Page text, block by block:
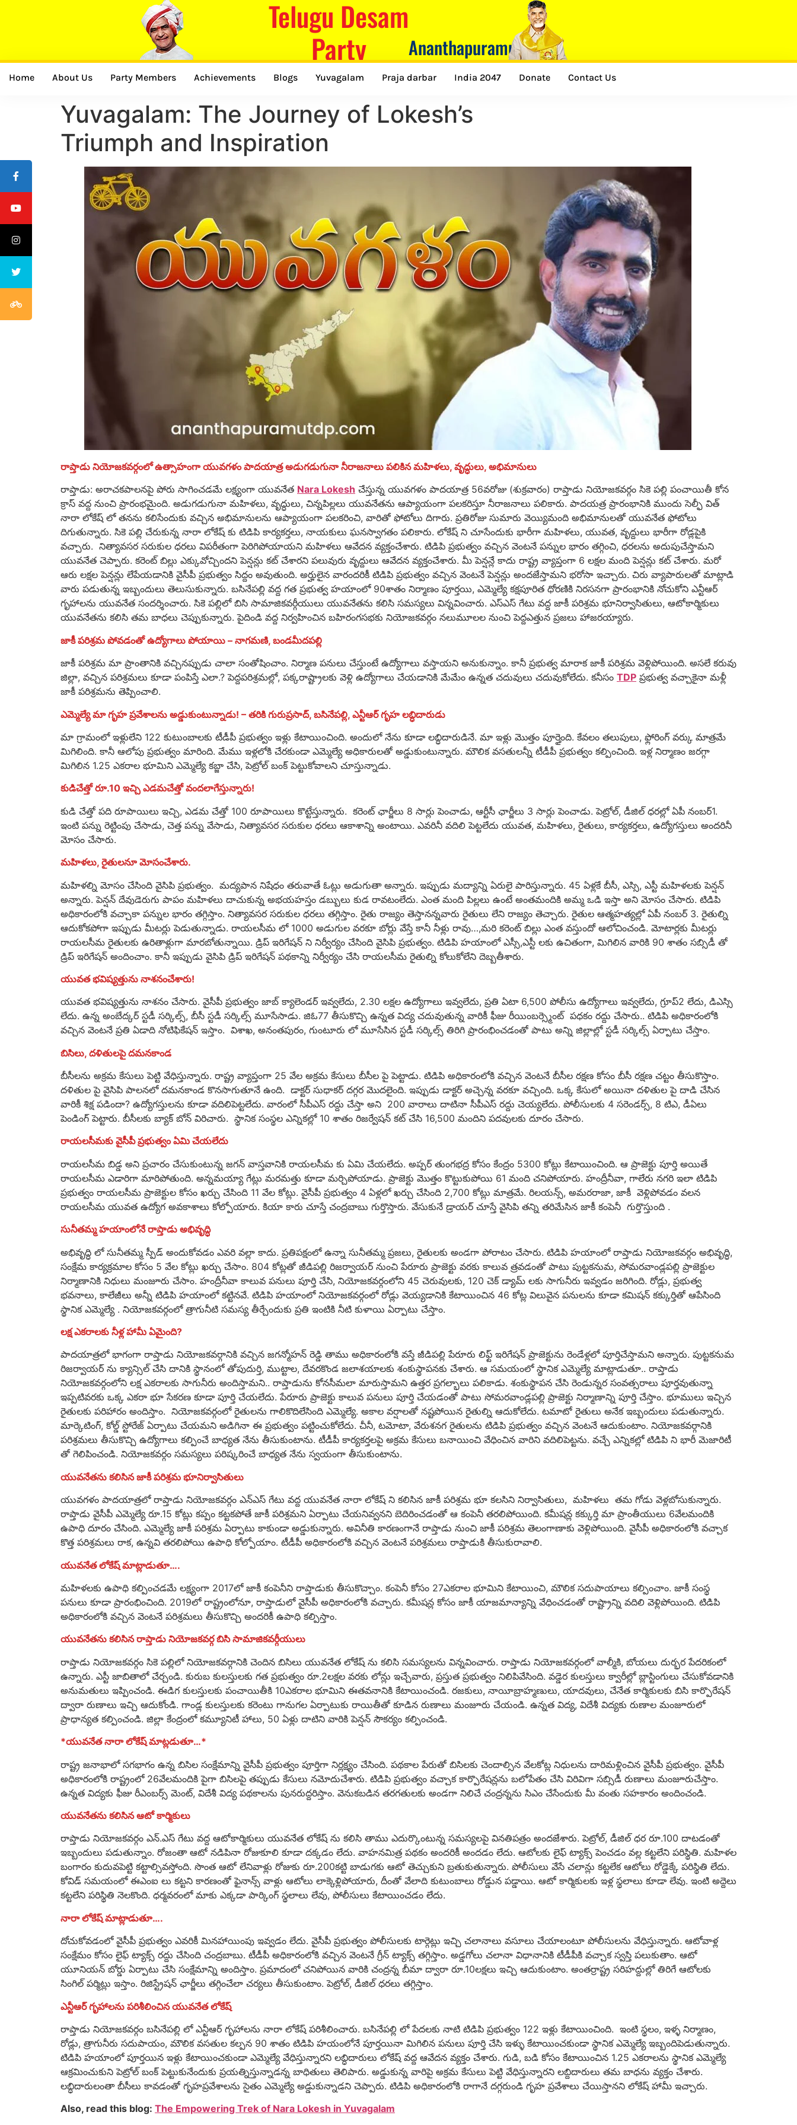
Telugu Desam
Party
Ananthapuramu
Home About Us Party Members Achievements Blogs Yuvagalam Praja darbar India 2047 Donate Contact Us
Yuvagalam: The Journey of Lokesh’s
Triumph and Inspiration
రాప్తాడు నియోజకవర్గంలో ఉత్సాహంగా యువగళం పాదయాత్ర అడుగడుగునా నీరాజనాలు పలికిన మహిళలు, వృద్ధులు, అభిమానులు
రాప్తాడు: అరాచకపాలనపై పోరు సాగించడమే లక్ష్యంగా యువనేత Nara Lokesh చేస్తున్న యువగళం పాదయాత్ర 56వరోజు (శుక్రవారం) రాప్తాడు నియోజకవర్గం సికె పల్లి పంచాయితీ కోన
క్రాస్ వద్ద నుంచి ప్రారంభమైంది. అడుగడుగునా మహిళలు, వృద్ధులు, చిన్నపిల్లలు యువనేతను ఆప్యాయంగా పలకరిస్తూ నీరాజనాలు పలికారు. పాదయత్ర ప్రారంభానికి ముందు సెల్ఫీ విత్
నారా లోకేష్ లో తనను కలిసేందుకు వచ్చిన అభిమానులను ఆప్యాయంగా పలకరించి, వారితో ఫోటోలు దిగారు. ప్రతిరోజు సుమారు వెయ్యిమంది అభిమానులతో యువనేత ఫోటోలు
దిగుతున్నారు. సికె పల్లి చేరుకున్న నారా లోకేష్ కు టిడిపి కార్యకర్తలు, నాయకులు ఘనస్వాగతం పలికారు. లోకేష్ ని చూసేందుకు భారీగా మహిళలు, యువత, వృద్దులు భారీగా రోడ్లపైకి
వచ్చారు. నిత్యావసర సరుకుల ధరలు విపరీతంగా పెరిగిపోయాయని మహిళలు ఆవేదన వ్యక్తంచేశారు. టిడిపి ప్రభుత్వం వచ్చిన వెంటనే పన్నుల భారం తగ్గించి, ధరలను అదుపుచేస్తామని
యువనేత చెప్పారు. కరెంట్ బిల్లు ఎక్కువోచ్చిందని పెన్షన్లు కట్ చేశారని పలువురు వృద్దులు ఆవేదన వ్యక్తంచేశారు. మీ పెన్షన్లే కాదు రాష్ట్ర వ్యాప్తంగా 6 లక్షల మంది పెన్షన్లు కట్ చేశారు. మరో
ఆరు లక్షల పెన్షన్లు లేపేయడానికి వైసీపీ ప్రభుత్వం సిద్దం అవుతుంది. అర్హులైన వారందరికీ టిడిపి ప్రభుత్వం వచ్చిన వెంటనే పెన్షన్లు అందజేస్తామని భరోసా ఇచ్చారు. చిరు వ్యాపారులతో మాట్లాడి
వారు పడుతున్న ఇబ్బందులు తెలుసుకున్నారు. బసినేపల్లి వద్ద గత ప్రభుత్వ హయాంలో 90శాతం నిర్మాణం పూర్తయి, ఎమ్మెల్యే కక్షపూరిత ధోరణికి నిరసనగా ప్రారంభానికి నోచుకోని ఎన్టీఆర్
గృహాలను యువనేత సందర్శించారు. సికె పల్లిలో బిసి సామాజికవర్గీయులు యువనేతను కలిసి సమస్యలు విన్నవించారు. ఎస్ఎస్ గేటు వద్ద జాకీ పరిశ్రమ భూనిర్వాసితులు, ఆటోకార్మికులు
యువనేతను కలిసి తమ బాధలు చెప్పుకున్నారు. పైదిండి వద్ద నిర్వహించిన బహిరంగసభకు నియోజకవర్గం నలుమూలల నుంచి పెద్దఎత్తున ప్రజలు హాజరయ్యారు.
జాకీ పరిశ్రమ పోవడంతో ఉద్యోగాలు పోయాయి – నాగమణి, బండమీదపల్లి
జాకీ పరిశ్రమ మా ప్రాంతానికి వచ్చినప్పుడు చాలా సంతోషించాం. నిర్మాణ పనులు చేస్తుంటే ఉద్యోగాలు వస్తాయని అనుకున్నాం. కానీ ప్రభుత్వ మారాక జాకీ పరిశ్రమ వెళ్లిపోయింది. అసలే కరువు
జిల్లా, వచ్చిన పరిశ్రమలు కూడా పంపిస్తే ఎలా.? పెద్దపరిశ్రమల్లో, పక్కరాష్ట్రాలకు వెళ్లి ఉద్యోగాలు చేయడానికి మేమేం ఉన్నత చదువులు చదువుకోలేదు. కనీసం TDP ప్రభుత్వ వచ్చాకైనా మళ్లీ
జాకీ పరిశ్రమను తెప్పించాలి.
ఎమ్మెల్యే మా గృహ ప్రవేశాలను అడ్డుకుంటున్నాడు! – తరికి గురుప్రసాద్, బసినేపల్లి, ఎన్టీఆర్ గృహ లబ్ధిదారుడు
మా గ్రామంలో ఇళ్లులేని 122 కుటుంబాలకు టీడీపీ ప్రభుత్వం ఇళ్లు కేటాయించింది. అందులో నేను కూడా లబ్ధిదారుడినే. మా ఇళ్లు మొత్తం పూర్తైంది. కేవలం తలుపులు, ఫ్లోరింగ్ వర్కు మాత్రమే
మిగిలింది. కానీ ఆలోపు ప్రభుత్వం మారింది. మేము ఇళ్లలోకి చేరకుండా ఎమ్మెల్యే అధికారులతో అడ్డుకుంటున్నారు. మౌలిక వసతులన్నీ టీడీపీ ప్రభుత్వం కల్పించింది. ఇళ్ల నిర్మాణం జరగ్గా
మిగిలిన 1.25 ఎకరాల భూమిని ఎమ్మెల్యే కబ్జా చేసి, పెట్రోల్ బంక్ పెట్టుకోవాలని చూస్తున్నాడు.
కుడిచేత్తో రూ.10 ఇచ్చి ఎడమచేత్తో వందలాగేస్తున్నారు!
కుడి చేత్తో పది రూపాయిలు ఇచ్చి, ఎడమ చేత్తో 100 రూపాయిలు కొట్టేస్తున్నారు. కరెంట్ ఛార్జీలు 8 సార్లు పెంచాడు, ఆర్టీసీ ఛార్జీలు 3 సార్లు పెంచాడు. పెట్రోల్, డీజిల్ ధరల్లో ఏపీ నంబర్1.
ఇంటి పన్ను రెట్టింపు చేసాడు, చెత్త పన్ను వేసాడు, నిత్యావసర సరుకుల ధరలు ఆకాశాన్ని అంటాయి. ఎవరినీ వదిలి పెట్టలేదు యువత, మహిళలు, రైతులు, కార్యకర్తలు, ఉద్యోగస్తులు అందరినీ
మోసం చేసారు.
మహిళలు, రైతులనూ మోసంచేశారు.
మహిళల్ని మోసం చేసింది వైసిపి ప్రభుత్వం. మద్యపాన నిషేధం తరువాతే ఓట్లు అడుగుతా అన్నారు. ఇప్పుడు మద్యాన్ని ఏరులై పారిస్తున్నారు. 45 ఏళ్లకే బీసీ, ఎస్సి, ఎస్టీ మహిళలకు పెన్షన్
అన్నారు. పెన్షన్ దేవుడెరుగు పాపం మహిళలు దాచుకున్న అభయహస్తం డబ్బులు కుడ రావటంలేదు. ఎంత మంది పిల్లలు ఉంటే అంతమందికి అమ్మ ఒడి ఇస్తా అని మోసం చేసారు. టిడిపి
అధికారంలోకి వచ్చాకా పన్నుల భారం తగ్గిస్తాం. నిత్యావసర సరుకుల ధరలు తగ్గిస్తాం. రైతు రాజ్యం తెస్తానన్నవారు రైతులు లేని రాజ్యం తెచ్చారు. రైతుల ఆత్మహత్యల్లో ఏపీ నంబర్ 3. రైతుల్ని
ఆదుకోకపోగా ఇప్పుడు మీటర్లు పెడుతున్నాడు. రాయలసీమ లో 1000 అడుగుల వరకూ బోర్లు వేస్తే కానీ నీళ్లు రావు…,మరి కరెంట్ బిల్లు ఎంత వస్తుందో ఆలోచించండి. మోటార్లకు మీటర్లు
రాయలసీమ రైతులకు ఉరితాళ్లుగా మారబోతున్నాయి. డ్రిప్ ఇరిగేషన్ ని నిర్వీర్యం చేసింది వైసిపి ప్రభుత్వం. టిడిపి హయాంలో ఎస్సీ,ఎస్టీ లకు ఉచితంగా, మిగిలిన వారికి 90 శాతం సబ్సిడీ తో
డ్రిప్ ఇరిగేషన్ అందించాం. కానీ ఇప్పుడు వైసిపి డ్రిప్ ఇరిగేషన్ పథకాన్ని నిర్వీర్యం చేసి రాయలసీమ రైతుల్ని కోలుకోలేని దెబ్బతీశారు.
యువత భవిష్యత్తును నాశనంచేశారు!
యువత భవిష్యత్తును నాశనం చేసారు. వైసీపీ ప్ర‌భుత్వం జాబ్ క్యాలెండర్ ఇవ్వలేదు, 2.30 లక్షల ఉద్యోగాలు ఇవ్వలేదు, ప్రతి ఏటా 6,500 పోలీసు ఉద్యోగాలు ఇవ్వలేదు, గ్రూప్2 లేదు, డిఎస్సి
లేదు. ఉన్న అంబేద్కర్ స్టడీ సర్కిల్స్, బీసీ స్టడీ సర్కిల్స్ మూసేసాడు. జిఓ77 తీసుకొచ్చి ఉన్నత విద్య చదువుతున్న వారికీ ఫీజు రీయింబర్స్మెంట్ పధకం రద్దు చేసారు.. టిడిపి అధికారంలోకి
వచ్చిన వెంటనే ప్రతి ఏడాది నోటిఫికేషన్ ఇస్తాం. విశాఖ, అనంతపురం, గుంటూరు లో మూసేసిన స్టడీ సర్కిల్స్ తిరిగి ప్రారంభించడంతో పాటు అన్ని జిల్లాల్లో స్టడీ సర్కిల్స్ ఏర్పాటు చేస్తాం.
బిసిలు, దళితులపై దమనకాండ
బీసీలను అక్రమ కేసులు పెట్టి వేధిస్తున్నారు. రాష్ట్ర వ్యాప్తంగా 25 వేల అక్రమ కేసులు బీసీల పై పెట్టాడు. టిడిపి అధికారంలోకి వచ్చిన వెంటనే బీసీల రక్షణ కోసం బీసీ రక్షణ చట్టం తీసుకొస్తాం.
దళితుల పై వైసిపి పాలనలో దమనకాండ కొనసాగుతూనే ఉంది. డాక్టర్ సుధాకర్ దగ్గర మొదలైంది. ఇప్పుడు డాక్టర్ అచ్చెన్న వరకూ వచ్చింది. ఒక్క కేసులో అయినా దళితుల పై దాడి చేసిన
వారికీ శిక్ష పడిందా? ఉద్యోగస్తులను కూడా వదిలిపెట్టలేదు. వారంలో సీపీఎస్ రద్దు చేస్తా అని 200 వారాలు దాటినా సీపీఎస్ రద్దు చెయ్యలేదు. పోలీసులకు 4 సరెండర్స్, 8 టిఎ, డీఏలు
పెండింగ్ పెట్టారు. బీసీలకు బ్యాక్ బోన్ విరిచారు. స్థానిక సంస్థల ఎన్నికల్లో 10 శాతం రిజర్వేషన్ కట్ చేసి 16,500 మందిని పదవులకు దూరం చేసారు.
రాయలసీమకు వైసీపీ ప్ర‌భుత్వం ఏమి చేయలేదు
రాయలసీమ బిడ్డ అని ప్రచారం చేసుకుంటున్న జగన్ వాస్తవానికి రాయలసీమ కు ఏమి చేయలేదు. అప్పర్ తుంగభద్ర కోసం కేంద్రం 5300 కోట్లు కేటాయించింది. ఆ ప్రాజెక్టు పూర్తి అయితే
రాయలసీమ ఎడారిగా మారిపోతుంది. అన్నమయ్యా గేట్లు మరమత్తు కూడా మర్చిపోయాడు. ప్రాజెక్టు మొత్తం కొట్టుకుపోయి 61 మంది చనిపోయారు. హంద్రీనీవా, గాలేరు నగరి ఇలా టిడిపి
ప్రభుత్వం రాయలసీమ ప్రాజెక్టుల కోసం ఖర్చు చేసింది 11 వేల కోట్లు. వైసీపీ ప్ర‌భుత్వం 4 ఏళ్లలో ఖర్చు చేసింది 2,700 కోట్లు మాత్రమే. రిలయన్స్, అమరరాజా, జాకీ వెళ్లిపోవడం వలన
రాయలసీమ యువత ఉద్యోగ అవకాశాలు కోల్పోయారు. కియా కారు చూస్తే చంద్రబాబు గుర్తొస్తారు. వేసుకునే డ్రాయర్ చూస్తే వైసిపి తన్ని తరిమేసిన జాకీ కంపెనీ గుర్తొస్తుంది .
సునీతమ్మ హయాంలోనే రాప్తాడు అభివృద్ధి
అభివృద్ధి లో సునీతమ్మ స్పీడ్ అందుకోవడం ఎవరి వల్లా కాదు. ప్రతిపక్షంలో ఉన్నా సునీతమ్మ ప్రజలు, రైతులకు అండగా పోరాటం చేసారు. టిడిపి హయాంలో రాప్తాడు నియోజకవర్గం అభివృద్ధి,
సంక్షేమ కార్యక్రమాల కోసం 5 వేల కోట్లు ఖర్చు చేసాం. 804 కోట్లతో జీడిపల్లి రిజర్వాయర్ నుంచి పేరూరు ప్రాజెక్టు వరకు కాలువ త్రవడంతో పాటు పుట్టకనుమ, సోమరవాండ్లపల్లి ప్రాజెక్టుల
నిర్మాణానికి నిధులు మంజూరు చేసాం. హంద్రీనీవా కాలువ పనులు పూర్తి చేసి, నియోజకవర్గంలోని 45 చెరువులకు, 120 చెక్ డ్యామ్ లకు సాగునీరు ఇవ్వడం జరిగింది. రోడ్లు, ప్రభుత్వ
భవనాలు, కాలేజీలు అన్నీ టిడిపి హయాంలో కట్టినవే. టిడిపి హయాంలో నియోజకవర్గంలో రోడ్లు వెయ్యడానికి కేటాయించిన 46 కోట్ల విలువైన పనులను కూడా కమిషన్ కక్కుర్తితో ఆపేసింది
స్థానిక ఎమ్మెల్యే . నియోజకవర్గంలో త్రాగునీటి సమస్య తీర్చేందుకు ప్రతి ఇంటికి నీటి కుళాయి ఏర్పాటు చేస్తాం.
లక్ష ఎకరాలకు నీళ్ల హామీ ఏమైంది?
పాదయాత్రలో భాగంగా రాప్తాడు నియోజకవర్గానికి వచ్చిన జగన్మోహన్ రెడ్డి తాము అధికారంలోకి వస్తే జీడిపల్లి పేరూరు లిఫ్ట్ ఇరిగేషన్ ప్రాజెక్టును రెండేళ్లలో పూర్తిచేస్తామని అన్నారు. పుట్టకనుమ
రిజర్వాయర్ ను క్యాన్సిల్ చేసి దానికి స్థానంలో తోపుదుర్తి, ముట్టాల, దేవరకొండ జలాశయాలకు శంకుస్థాపనకు చేశారు. ఆ సమయంలో స్థానిక ఎమ్మెల్యే మాట్లాడుతూ.. రాప్తాడు
నియోజకవర్గంలోని లక్ష ఎకరాలకు సాగునీరు అందిస్తామని.. రాప్తాడును కోనసీమలా మారుస్తామని ఉత్తర ప్రగల్భాలు పలికాడు. శంకుస్థాపన చేసి రెండున్నర సంవత్సరాలు పూర్తవుతున్నా
ఇప్పటివరకు ఒక్క ఎకరా భూ సేకరణ కూడా పూర్తి చేయలేదు. పేరూరు ప్రాజెక్టు కాలువ పనులు పూర్తి చేయడంతో పాటు సోమరవాండ్లపల్లి ప్రాజెక్టు నిర్మాణాన్ని పూర్తి చేస్తాం. భూములు ఇచ్చిన
రైతులకు పరిహారం అందిస్తాం. నియోజకవర్గంలో రైతులను గాలికొదిలేసింది ఎమ్మెల్యే. అకాల వర్షాలతో నష్టపోయిన రైతుల్ని ఆదుకోలేదు. టమాటో రైతులు అనేక ఇబ్బందులు పడుతున్నారు.
మార్కెటింగ్, కోల్డ్ స్టోరేజ్ ఏర్పాటు చేయమని అడిగినా ఈ ప్రభుత్వం పట్టించుకోలేదు. చీనీ, టమోటా, వేరుశనగ రైతులను టిడిపి ప్రభుత్వం వచ్చిన వెంటనే ఆదుకుంటాం. నియోజకవర్గానికి
పరిశ్రమలు తీసుకొచ్చి ఉద్యోగాలు కల్పించే బాధ్యత నేను తీసుకుంటాను. టీడీపీ కార్యకర్తలపై అక్రమ కేసులు బనాయించి వేధించిన వారిని వదిలిపెట్టను. వచ్చే ఎన్నికల్లో టిడిపి ని భారీ మెజారిటీ
తో గెలిపించండి. నియోజకవర్గం సమస్యలు పరిష్కరించే బాధ్యత నేను స్వయంగా తీసుకుంటాను.
యువనేతను కలిసిన జాకీ పరిశ్రమ భూనిర్వాసితులు
యువ‌గ‌ళం పాద‌యాత్రలో రాప్తాడు నియోజకవర్గం ఎన్ఎస్ గేటు వద్ద యువనేత నారా లోకేష్ ని కలిసిన జాకీ పరిశ్రమ భూ కలసిని నిర్వాసితులు, మ‌హిళ‌లు త‌మ గోడు వెళ్లబోసుకున్నారు.
రాప్తాడు వైసీపీ ఎమ్మెల్యే రూ.15 కోట్లు క‌ప్పం క‌ట్టక‌పోతే జాకీ ప‌రిశ్రమ‌ని ఏర్పాటు చేయ‌నివ్వన‌ని బెదిరించ‌డంతో ఆ కంపెనీ త‌ర‌లిపోయింది. కమీషన్ల కక్కుర్తి మా ప్రాంతీయులు 6వేల‌మందికి
ఉపాధి దూరం చేసింది. ఎమ్మెల్యే జాకీ పరిశ్రమ ఏర్పాటు కాకుండా అడ్డుకున్నారు. అవినీతి కారణంగానే రాప్తాడు నుంచి జాకీ పరిశ్రమ తెలంగాణాకు వెళ్లిపోయింది. వైసీపీ అధికారంలోకి వచ్చాక
కొత్త పరిశ్రమలు రాక‌, ఉన్నవి త‌ర‌లిపోయి ఉపాధి కోల్పోయాం. టీడీపీ అధికారంలోకి వచ్చిన వెంటనే పరిశ్రమలు రాప్తాడుకి తీసుకురావాలి.
యువనేత లోకేష్ మాట్లాడుతూ….
మహిళలకు ఉపాధి కల్పించడమే లక్ష్యంగా 2017లో జాకీ కంపెనీని రాప్తాడుకు తీసుకొచ్చాం. కంపెనీ కోసం 27ఎకరాల భూమిని కేటాయించి, మౌలిక సదుపాయాలు కల్పించాం. జాకీ సంస్థ
పనులు కూడా ప్రారంభించింది. 2019లో రాష్ట్రంలోనూ, రాప్తాడులో వైసీపీ అధికారంలోకి వచ్చారు. కమీషన్ల కోసం జాకీ యాజమాన్యాన్ని వేధించడంతో రాష్ట్రాన్ని వదిలి వెళ్లిపోయింది. టిడిపి
అధికారంలోకి వచ్చిన వెంటనే పరిశ్రమలు తీసుకొచ్చి అంద‌రికీ ఉపాధి కల్పిస్తాం.
యువనేతను కలిసిన రాప్తాడు నియోజకవర్గ బిసి సామాజికవర్గీయులు
రాప్తాడు నియోజకవర్గం సికె పల్లిలో నియోజకవర్గానికి చెందిన బిసిలు యువనేత లోకేష్ ను కలిసి సమస్యలను విన్నవించారు. రాప్తాడు నియోజకవర్గంలో వాల్మీకి, బోయలు దుర్భర పేదరికంలో
ఉన్నారు. ఎస్టీ జాబితాలో చేర్చండి. కురుబ కులస్తులకు గత ప్రభుత్వం రూ.2లక్షల వరకు లోన్లు ఇచ్చేవారు, ప్రస్తుత ప్రభుత్వం నిలిపివేసింది. వడ్డెర కులస్తులు క్వారీల్లో బ్లాస్టింగులు చేసుకోవడానికి
అనుమతులు ఇప్పించండి. ఈడిగ కులస్తులకు పంచాయితీకి 10ఎకరాల భూమిని ఈతవనానికి కేటాయించండి. రజకులు, నాయీబ్రాహ్మణులు, యాదవులు, చేనేత కార్మికులకు బిసి కార్పొరేషన్
ద్వారా రుణాలు ఇచ్చి ఆదుకోండి. గాండ్ల కులస్తులకు కరెంటు గానుగల ఏర్పాటుకు రాయితీతో కూడిన రుణాలు మంజూరు చేయండి. ఉన్నత విద్య, విదేశీ విద్యకు రుణాల మంజూరులో
ప్రాధాన్యత కల్పించండి. జిల్లా కేంద్రంలో కమ్యూనిటీ హాలు, 50 ఏళ్లు దాటిని వారికి పెన్షన్ సౌకర్యం కల్పించండి.
*యువనేత నారా లోకేష్ మాట్లడుతూ…*
రాష్ట్ర జనాభాలో సగభాగం ఉన్న బిసిల సంక్షేమాన్ని వైసీపీ ప్రభుత్వం పూర్తిగా నిర్లక్ష్యం చేసింది. పథకాల పేరుతో బిసిలకు చెందాల్సిన వేలకోట్ల నిధులను దారిమళ్లించిన వైసీపీ ప్రభుత్వం. వైసీపీ
అధికారంలోకి రాష్ట్రంలో 26వేలమందికి పైగా బిసిలపై తప్పుడు కేసులు నమోదుచేశారు. టిడిపి ప్రభుత్వం వచ్చాక కార్పొరేషన్లను బలోపేతం చేసి విరివిగా సబ్సిడీ రుణాలు మంజూరుచేస్తాం.
ఉన్నత విద్యకు ఫీజు రీఎంబర్స్ మెంట్, విదేశీ విద్య పథకాలను పునరుద్దరిస్తాం. వెనుకబడిన తరగతులకు అండగా నిలిచే చంద్రన్నను సిఎం చేసేందుకు మీ వంతు సహకారం అందించండి.
యువనేతను కలిసిన ఆటో కార్మికులు
రాప్తాడు నియోజకవర్గం ఎన్.ఎస్ గేటు వద్ద ఆటోకార్మికులు యువనేత లోకేష్ ను కలిసి తాము ఎదుర్కొంటున్న సమస్యలపై వినతిపత్రం అందజేశారు. పెట్రోల్, డీజిల్ ధర రూ.100 దాటడంతో
ఇబ్బందులు పడుతున్నాం. రోజంతా ఆటో నడిపినా రోజుకూలి కూడా దక్కడం లేదు. వాహనమిత్ర పథకం అందరికీ అందడం లేదు. ఆటోలకు లైఫ్ ట్యాక్స్ పెంచడం వల్ల కట్టలేని పరిస్థితి. మహిళల
బంగారం కుదువపెట్టి కట్టాల్సివస్తోంది. సొంత ఆటో లేనివాళ్లు రోజుకు రూ.200కట్టి బాడుగకు ఆటో తెచ్చుకుని బ్రతుకుతున్నారు. పోలీసులు వేసే చలాన్లు కట్టలేక ఆటోలు రోడ్డెక్కే పరిస్థితి లేదు.
కోవిడ్ సమయంలో ఈఎంఐ లు కట్టని కారణంతో ఫైనాన్స్ వాళ్లు ఆటోలు లాక్కెళ్లిపోయారు, దీంతో వేలాది కుటుంబాలు రోడ్డున పడ్డాయి. ఆటో కార్మికులకు ఇళ్ల స్థలాలు కూడా లేవు. ఇంటి అద్దెలు
కట్టలేని పరిస్థితి నెలకొంది. ధర్మవరంలో మాకు ఎక్కడా పార్కింగ్ స్థలాలు లేవు, పోలీసులు కేటాయించడం లేదు.
నారా లోకేష్ మాట్లాడుతూ….
దోచుకోవడంలో వైసీపీ ప్రభుత్వం ఎవరికీ మినహాయింపు ఇవ్వడం లేదు. వైసీపీ ప్రభుత్వం పోలీసులకు టార్గెట్లు ఇచ్చి చలానాలు వసూలు చేయాలంటూ పోలీసులను వేధిస్తున్నారు. ఆటోవాళ్ల
సంక్షేమం కోసం లైఫ్ ట్యాక్స్ రద్దు చేసింది చంద్రబాబు. టీడీపీ అధికారంలోకి వచ్చిన వెంటనే గ్రీన్ ట్యాక్స్ తగ్గిస్తాం. అడ్డగోలు చలానా విధానానికి టీడీపీకి వచ్చాక స్వస్తి పలుకుతాం. ఆటో
యూనియన్ బోర్డు ఏర్పాటు చేసి సంక్షేమాన్ని అందిస్తాం. ప్రమాదంలో చనిపోయిన వారికి చంద్రన్న బీమా ద్వారా రూ.10లక్షలు ఇచ్చి ఆదుకుంటాం. అంతర్రాష్ట్ర సరిహద్దుల్లో తిరిగే ఆటోలకు
సింగిల్ పర్మిట్లు ఇస్తాం. రిజిస్ట్రేషన్ ఛార్జీలు తగ్గించేలా చర్యలు తీసుకుంటాం. పెట్రోల్, డీజిల్ ధరలు తగ్గిస్తాం.
ఎన్టీఆర్ గృహాలను పరిశీలించిన యువనేత లోకేష్
రాప్తాడు నియోజకవర్గం బసినేపల్లి లో ఎన్టీఆర్ గృహాలను నారా లోకేష్ పరిశీలించారు. బసినేపల్లి లో పేదలకు నాటి టిడిపి ప్రభుత్వం 122 ఇళ్లు కేటాయించింది. ఇంటి స్థలం, ఇళ్ళ నిర్మాణం,
రోడ్లు, త్రాగునీరు సదుపాయం, మౌలిక వసతుల కల్పన 90 శాతం టిడిపి హయంలోనే పూర్తయినా మిగిలిన పనులు పూర్తి చేసి ఇళ్ళు కేటాయించకుండా స్థానిక ఎమ్మెల్యే ఇబ్బందిపెడుతున్నారు.
టిడిపి హయాంలో పూర్తయిన ఇళ్లు కేటాయించకుండా ఎమ్మెల్యే వేధిస్తున్నారని లబ్ధిదారులు లోకేష్ వద్ద ఆవేదన వ్యక్తం చేశారు. గుడి, బడి కోసం కేటాయించిన 1.25 ఎకరాలను స్థానిక ఎమ్మెల్యే
ఆక్రమించుకుని పెట్రోల్ బంక్ పెట్టుకునేందుకు ప్రయత్నిస్తున్నాడన్న బాధితులు తెలిపారు. అడ్డుకున్న వారిపై అక్రమ కేసులు పెట్టి వేధిస్తున్నారని లబ్దిదారులు తమ బాధను వ్యక్తం చేశారు.
లబ్ధిదారులంతా బీసీలు కావడంతో గృహప్రవేశాలను సైతం ఎమ్మెల్యే అడ్డుకున్నాడని చెప్పారు. టిడిపి అధికారంలోకి రాగానే దగ్గరుండి గృహ ప్రవేశాలు చేయిస్తానని లోకేష్ హామీ ఇచ్చారు.
Also, read this blog: The Empowering Trek of Nara Lokesh in Yuvagalam